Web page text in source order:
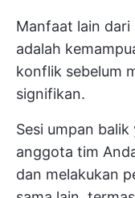
Manfaat lain
adalah
konflik sebelum
signifikan.
Sesi umpan
anggota tim
dan melakukan